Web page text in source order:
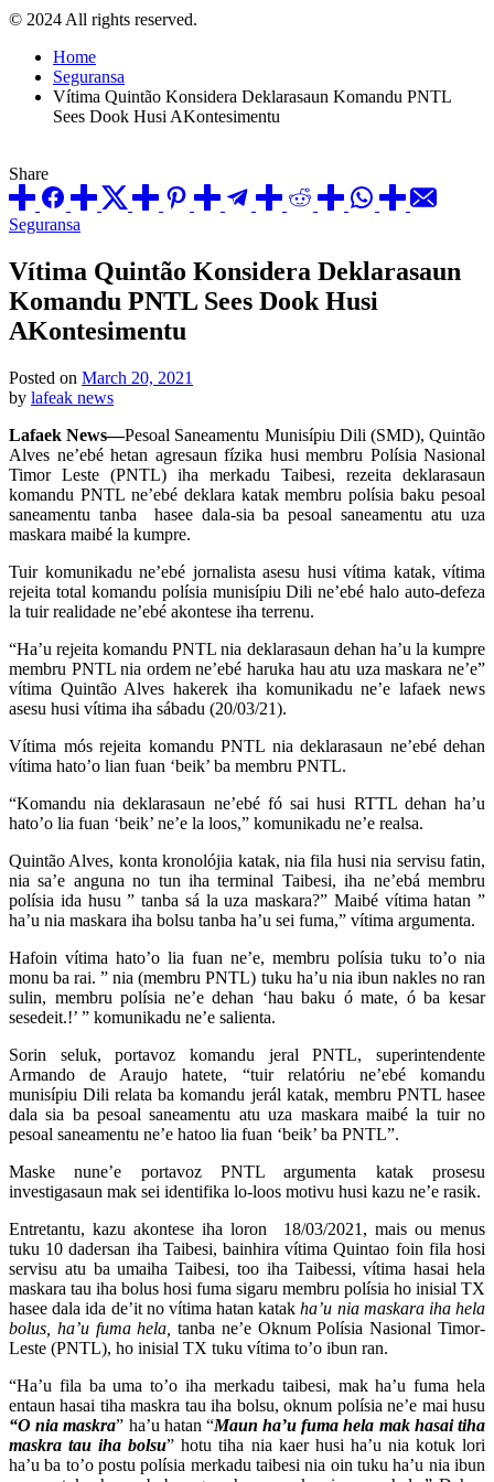
© 2024 All rights reserved.
Home
Seguransa
Vítima Quintão Konsidera Deklarasaun Komandu PNTL
Sees Dook Husi AKontesimentu
Share
Posted
Seguransa
Vítima Quintão Konsidera Deklarasaun
Komandu PNTL Sees Dook Husi
AKontesimentu
Posted on March 20, 2021
by lafeak news
Lafaek News—Pesoal Saneamentu Munisípiu Dili (SMD), Quintão
Alves ne’ebé hetan agresaun fízika husi membru Polísia Nasional
Timor Leste (PNTL) iha merkadu Taibesi, rezeita deklarasaun
komandu PNTL ne’ebé deklara katak membru polísia baku pesoal
saneamentu tanba hasee dala-sia ba pesoal saneamentu atu uza
maskara maibé la kumpre.
Tuir komunikadu ne’ebé jornalista asesu husi vítima katak, vítima
rejeita total komandu polísia munisípiu Dili ne’ebé halo auto-defeza
la tuir realidade ne’ebé akontese iha terrenu.
“Ha’u rejeita komandu PNTL nia deklarasaun dehan ha’u la kumpre
membru PNTL nia ordem ne’ebé haruka hau atu uza maskara ne’e”
vítima Quintão Alves hakerek iha komunikadu ne’e lafaek news
asesu husi vítima iha sábadu (20/03/21).
Vítima mós rejeita komandu PNTL nia deklarasaun ne’ebé dehan
vítima hato’o lian fuan ‘beik’ ba membru PNTL.
“Komandu nia deklarasaun ne’ebé fó sai husi RTTL dehan ha’u
hato’o lia fuan ‘beik’ ne’e la loos,” komunikadu ne’e realsa.
Quintão Alves, konta kronolójia katak, nia fila husi nia servisu fatin,
nia sa’e anguna no tun iha terminal Taibesi, iha ne’ebá membru
polísia ida husu ” tanba sá la uza maskara?” Maibé vítima hatan ”
ha’u nia maskara iha bolsu tanba ha’u sei fuma,” vítima argumenta.
Hafoin vítima hato’o lia fuan ne’e, membru polísia tuku to’o nia
monu ba rai. ” nia (membru PNTL) tuku ha’u nia ibun nakles no ran
sulin, membru polísia ne’e dehan ‘hau baku ó mate, ó ba kesar
sesedeit.!’ ” komunikadu ne’e salienta.
Sorin seluk, portavoz komandu jeral PNTL, superintendente
Armando de Araujo hatete, “tuir relatóriu ne’ebé komandu
munisípiu Dili relata ba komandu jerál katak, membru PNTL hasee
dala sia ba pesoal saneamentu atu uza maskara maibé la tuir no
pesoal saneamentu ne’e hatoo lia fuan ‘beik’ ba PNTL”.
Maske nune’e portavoz PNTL argumenta katak prosesu
investigasaun mak sei identifika lo-loos motivu husi kazu ne’e rasik.
Entretantu, kazu akontese iha loron 18/03/2021, mais ou menus
tuku 10 dadersan iha Taibesi, bainhira vítima Quintao foin fila hosi
servisu atu ba umaiha Taibesi, too iha Taibessi, vítima hasai hela
maskara tau iha bolus hosi fuma sigaru membru polísia ho inisial TX
hasee dala ida de’it no vítima hatan katakha’u nia maskara iha hela
bolus, ha’u fuma hela,tanba ne’e Oknum Polísia Nasional Timor-
Leste (PNTL), ho inisial TX tuku vítima to’o ibun ran.
“Ha’u fila ba uma to’o iha merkadu taibesi, mak ha’u fuma hela
entaun hasai tiha maskra tau iha bolsu, oknum polísia ne’e mai husu
“O nia maskra” ha’u hatan “Maun ha’u fuma hela mak hasai tiha
maskra tau iha bolsu” hotu tiha nia kaer husi ha’u nia kotuk lori
ha’u ba to’o postu polísia merkadu taibesi nia oin tuku ha’u nia ibun